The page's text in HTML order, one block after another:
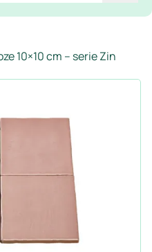
10×10 cm – serie Zin